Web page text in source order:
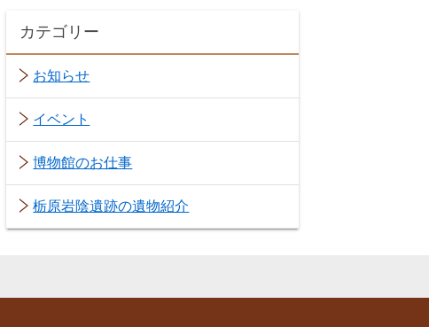
カテゴリー
お知らせ
イベント
博物館のお仕事
栃原岩陰遺跡の遺物紹介